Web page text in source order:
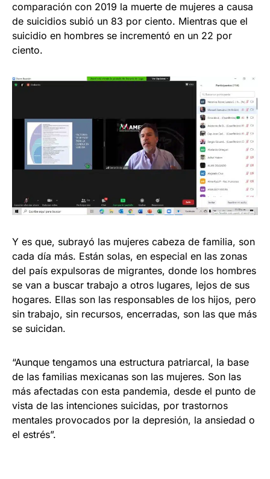
comparación con 2019 la muerte de mujeres a causa
de suicidios subió un 83 por ciento. Mientras que el
suicidio en hombres se incrementó en un 22 por
ciento.
Y es que, subrayó las mujeres cabeza de familia, son
cada día más. Están solas, en especial en las zonas
del país expulsoras de migrantes, donde los hombres
se van a buscar trabajo a otros lugares, lejos de sus
hogares. Ellas son las responsables de los hijos, pero
sin trabajo, sin recursos, encerradas, son las que más
se suicidan.
“Aunque tengamos una estructura patriarcal, la base
de las familias mexicanas son las mujeres. Son las
más afectadas con esta pandemia, desde el punto de
vista de las intenciones suicidas, por trastornos
mentales provocados por la depresión, la ansiedad o
el estrés”.